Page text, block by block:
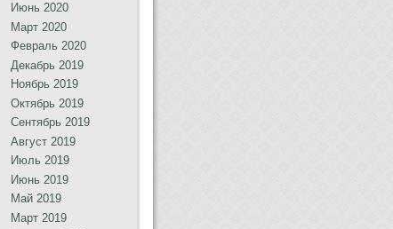
Июнь 2020
Март 2020
Февраль 2020
Декабрь 2019
Ноябрь 2019
Октябрь 2019
Сентябрь 2019
Август 2019
Июль 2019
Июнь 2019
Май 2019
Март 2019